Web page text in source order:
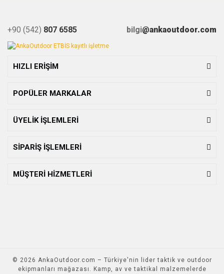
+90 (542) 807 6585 bilgi@ankaoutdoor.com
HIZLI ERİŞİM
POPÜLER MARKALAR
ÜYELİK İŞLEMLERİ
SİPARİŞ İŞLEMLERİ
MÜŞTERİ HİZMETLERİ
© 2026 AnkaOutdoor.com – Türkiye'nin lider taktik ve outdoor
ekipmanları mağazası. Kamp, av ve taktikal malzemelerde